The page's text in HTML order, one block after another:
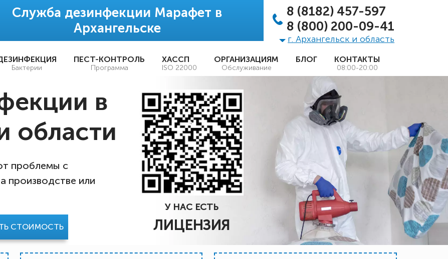
Служба дезинфекции Марафет в
Архангельске
8 (8182) 457-597
8 (800) 200-09-41
г. Архангельск и область
Бактерии
ПЕСТ-КОНТРОЛЬ
Программа
ХАССП
ISO 22000
ОРГАНИЗАЦИЯМ
Обслуживание
БЛОГ КОНТАКТЫ
08:00-20:00
в
области
проблемы с
производстве или
СТОИМОСТЬ
У НАС ЕСТЬ
ЛИЦЕНЗИЯ